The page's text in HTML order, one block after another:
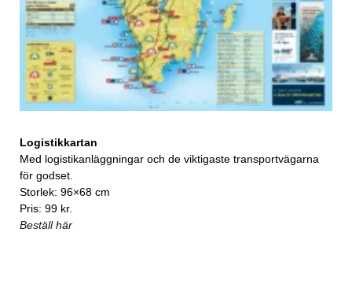
Logistikkartan
Med logistikanläggningar och de viktigaste transportvägarna
för godset.
Storlek: 96×68 cm
Pris: 99 kr.
Beställ här